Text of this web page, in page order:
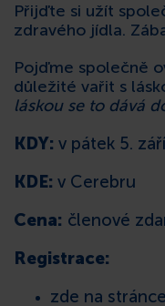
Přijďte si užít
zdravého jídla.
Pojďme společně
důležité vařit s
láskou se to dává
KDY: v pátek 5.
KDE: v Cerebru
Cena: členové
Registrace:
zde na